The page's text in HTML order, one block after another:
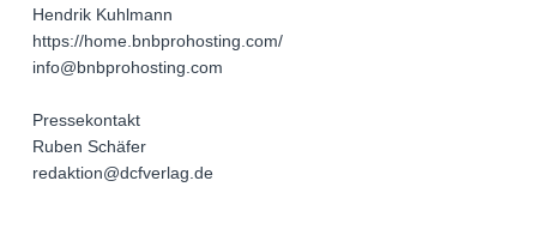
Hendrik Kuhlmann
https://home.bnbprohosting.com/
info@bnbprohosting.com
Pressekontakt
Ruben Schäfer
redaktion@dcfverlag.de